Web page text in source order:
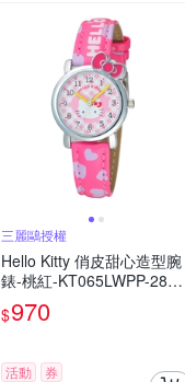
三麗鷗授權
Hello Kitty 俏皮甜心造型腕
錶-桃紅-KT065LWPP-28m
m
$970
活動 券